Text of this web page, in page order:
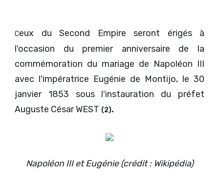
Ceux du Second Empire seront érigés à
l'occasion du premier anniversaire de la
commémoration du mariage de Napoléon III
avec l'impératrice Eugénie de Montijo, le 30
janvier 1853 sous l'instauration du préfet
Auguste César WEST (2).
Napoléon III et Eugénie (crédit : Wikipédia)